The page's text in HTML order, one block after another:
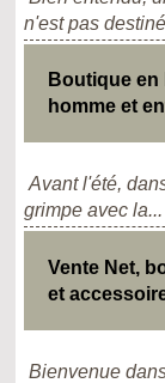
n'est pas
Boutique en
homme et
Avant l'été,
grimpe avec la...
Vente Net,
et
Bienvenue